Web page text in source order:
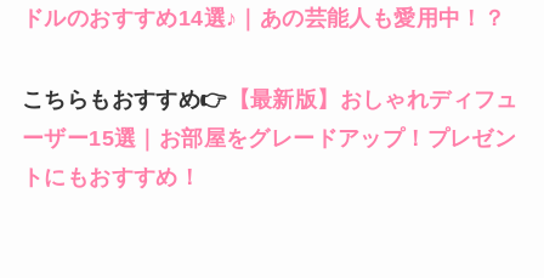
ドルのおすすめ14選♪｜あの芸能人も愛用中！？
こちらもおすすめ👉 【最新版】おしゃれディフュ
ーザー15選｜お部屋をグレードアップ！プレゼン
トにもおすすめ！